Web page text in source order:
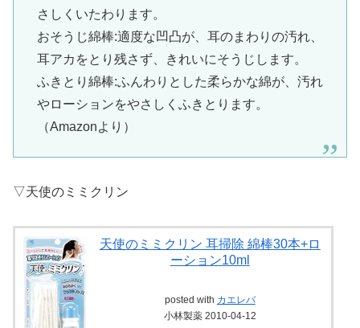
さしくいたわります。
おそうじ綿棒:適度な凹凸が、耳のまわりの汚れ、
耳アカをとり残さず、きれいにそうじします。
ふきとり綿棒:ふんわりとした柔らかな綿が、汚れ
やローションをやさしくふきとります。
（Amazonより）
▽天使のミミクリン
天使のミミクリン 耳掃除 綿棒30本+ロ
ーション10ml
posted with カエレバ
小林製薬 2010-04-12